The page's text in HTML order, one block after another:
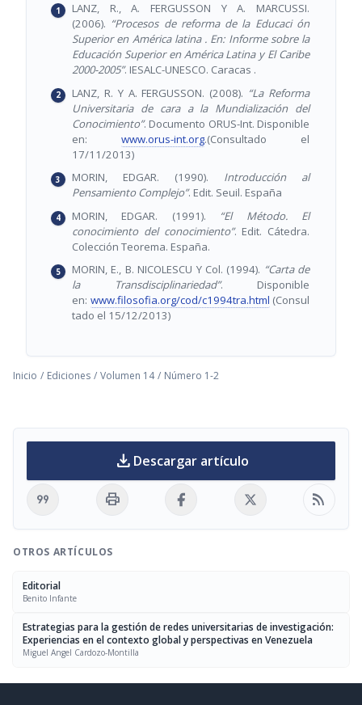
LANZ, R., A. FERGUSSON Y A. MARCUSSI.
(2006). “Procesos de reforma de la Educaci ón
Superior en América latina . En: Informe sobre la
Educación Superior en América Latina y El Caribe
2000-2005”. IESALC-UNESCO. Caracas .
LANZ, R. Y A. FERGUSSON. (2008). “La Reforma
Universitaria de cara a la Mundialización del
Conocimiento”. Documento ORUS-Int. Disponible
en:
www.orus-int.org.(Consultado el
17/11/2013)
MORIN, EDGAR. (1990).
Introducción al
Pensamiento Complejo”. Edit. Seuil. España
MORIN, EDGAR. (1991).
“El Método. El
conocimiento del conocimiento”. Edit. Cátedra.
Colección Teorema. España.
MORIN, E., B. NICOLESCU Y Col. (1994). “Carta de
la Transdisciplinariedad”. Disponible
en: www.filosofia.org/cod/c1994tra.html (Consul
tado el 15/12/2013)
Inicio / Ediciones / Volumen 14 / Número 1-2
download Descargar artículo
format_quote print rss_feed
OTROS ARTÍCULOS
Editorial
Benito Infante
Estrategias para la gestión de redes universitarias de investigación:
Experiencias en el contexto global y perspectivas en Venezuela
Miguel Angel Cardozo-Montilla